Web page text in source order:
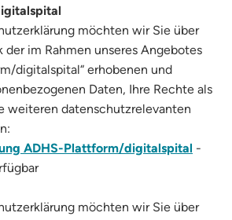
möchten wir Sie über
im Rahmen unseres Angebotes
digitalspital“ erhobenen und
Daten, Ihre Rechte als
weiteren datenschutzrelevanten
ADHS-Plattform/digitalspital -
möchten wir Sie über